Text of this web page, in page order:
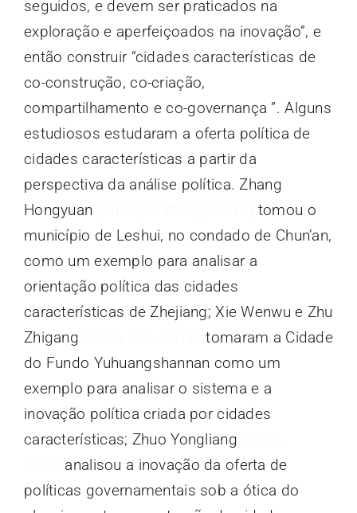
seguidos, e devem ser praticados na
exploração e aperfeiçoados na inovação”, e
então construir “cidades características de
co-construção, co-criação,
compartilhamento e co-governança ”. Alguns
estudiosos estudaram a oferta política de
cidades características a partir da
perspectiva da análise política. Zhang
Hongyuan
tomou o
município de Leshui, no condado de Chun’an,
como um exemplo para analisar a
orientação política das cidades
características de Zhejiang; Xie Wenwu e Zhu
Zhigang
tomaram a Cidade
do Fundo Yuhuangshannan como um
exemplo para analisar o sistema e a
inovação política criada por cidades
características; Zhuo Yongliang
analisou a inovação da oferta de
políticas governamentais sob a ótica do